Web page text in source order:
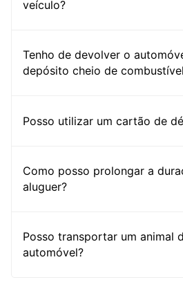
veículo?
Tenho de devolver o
depósito cheio de
Posso utilizar um cartão de
Como posso prolongar a
aluguer?
Posso transportar um animal
automóvel?